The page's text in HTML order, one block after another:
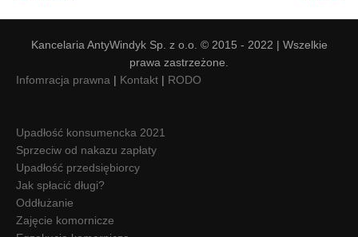
Kancelaria AntyWindyk Sp. z o.o. © 2015 - 2022 | Wszelkie
prawa zastrzeżone.
Infomracja prawna | Kontakt | RODO
Upadłość konsumencka 2021
Sprzeciw od nakazu zapłaty
Upadłość przedsiębiorcy
Jak spłacić długi?
Oddłużanie
Zajęcie komornicze